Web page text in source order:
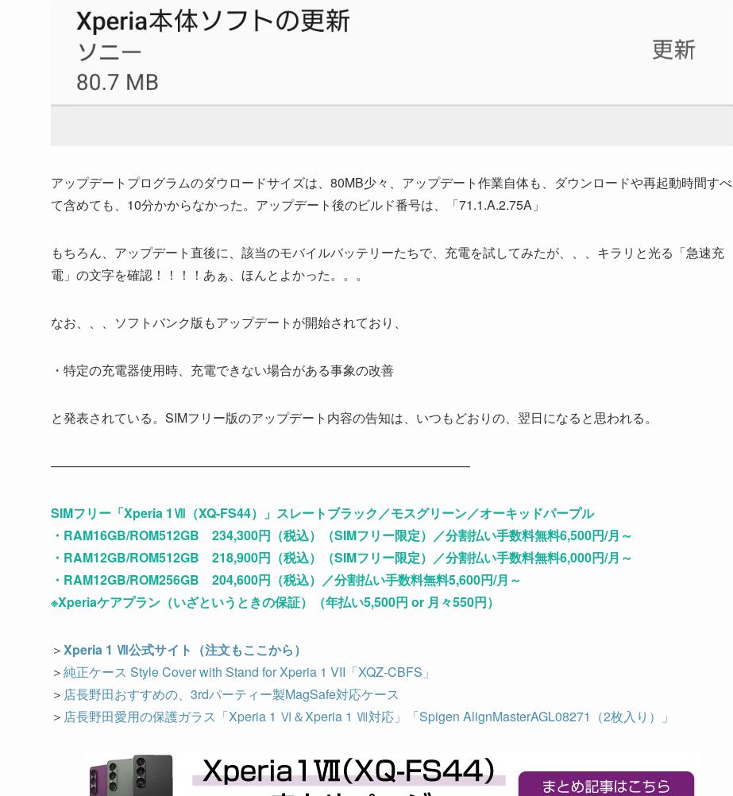
アップデートプログラムのダウロードサイズは、80MB少々、アップデート作業自体も、ダウンロードや再起動時間すべ
て含めても、10分かからなかった。アップデート後のビルド番号は、「71.1.A.2.75A」
もちろん、アップデート直後に、該当のモバイルバッテリーたちで、充電を試してみたが、、、キラリと光る「急速充
電」の文字を確認！！！！あぁ、ほんとよかった。。。
なお、、、ソフトバンク版もアップデートが開始されており、
・特定の充電器使用時、充電できない場合がある事象の改善
と発表されている。SIMフリー版のアップデート内容の告知は、いつもどおりの、翌日になると思われる。
—————————————————————————————————
SIMフリー「Xperia 1Ⅶ（XQ-FS44）」スレートブラック／モスグリーン／オーキッドパープル
・RAM16GB/ROM512GB 234,300円（税込）（SIMフリー限定）／分割払い手数料無料6,500円/月～
・RAM12GB/ROM512GB 218,900円（税込）（SIMフリー限定）／分割払い手数料無料6,000円/月～
・RAM12GB/ROM256GB 204,600円（税込）／分割払い手数料無料5,600円/月～
※Xperiaケアプラン（いざというときの保証）（年払い5,500円 or 月々550円）
＞Xperia 1 Ⅶ公式サイト（注文もここから）
＞純正ケース Style Cover with Stand for Xperia 1 VII「XQZ-CBFS」
＞ 店長野田おすすめの、3rdパーティー製MagSafe対応ケース
＞ 店長野田愛用の保護ガラス「Xperia 1 Ⅵ＆Xperia 1 Ⅶ対応」「Spigen AlignMasterAGL08271（2枚入り）」